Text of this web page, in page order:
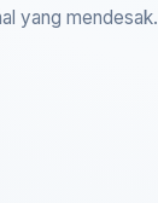
yang mendesak.